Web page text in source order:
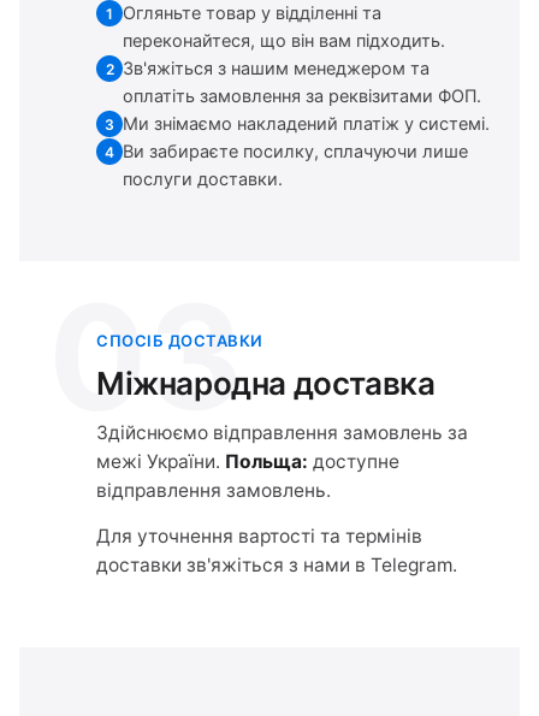
1
Огляньте товар у відділенні та
переконайтеся, що він вам підходить.
2 Зв'яжіться з нашим менеджером та
оплатіть замовлення за реквізитами ФОП.
3 Ми знімаємо накладений платіж у системі.
4 Ви забираєте посилку, сплачуючи лише
послуги доставки.
03
СПОСІБ ДОСТАВКИ
Міжнародна доставка
Здійснюємо відправлення замовлень за
межі України. Польща: доступне
відправлення замовлень.
Для уточнення вартості та термінів
доставки зв'яжіться з нами в Telegram.